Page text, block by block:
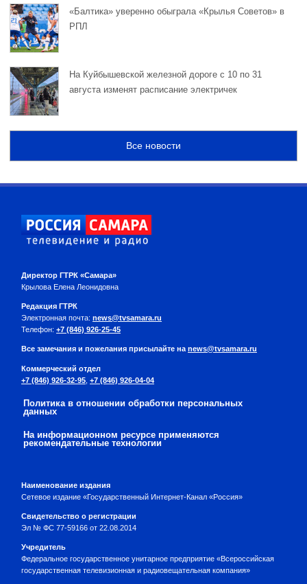
«Балтика» уверенно обыграла «Крылья Советов» в
РПЛ
На Куйбышевской железной дороге с 10 по 31
августа изменят расписание электричек
Все новости
Директор ГТРК «Самара»
Крылова Елена Леонидовна
Редакция ГТРК
Электронная почта: news@tvsamara.ru
Телефон: +7 (846) 926-25-45
Все замечания и пожелания присылайте наnews@tvsamara.ru
Коммерческий отдел
+7 (846) 926-32-95 +7 (846) 926-04-04
Политика в отношении обработки персональных
данных
На информационном ресурсе применяются
рекомендательные технологии
Наименование издания
Сетевое издание «Государственный Интернет-Канал «Россия»
Свидетельство о регистрации
Эл № ФС 77-59166 от 22.08.2014
Учредитель
Федеральное государственное унитарное предприятие «Всероссийская
государственная телевизионная и радиовещательная компания»